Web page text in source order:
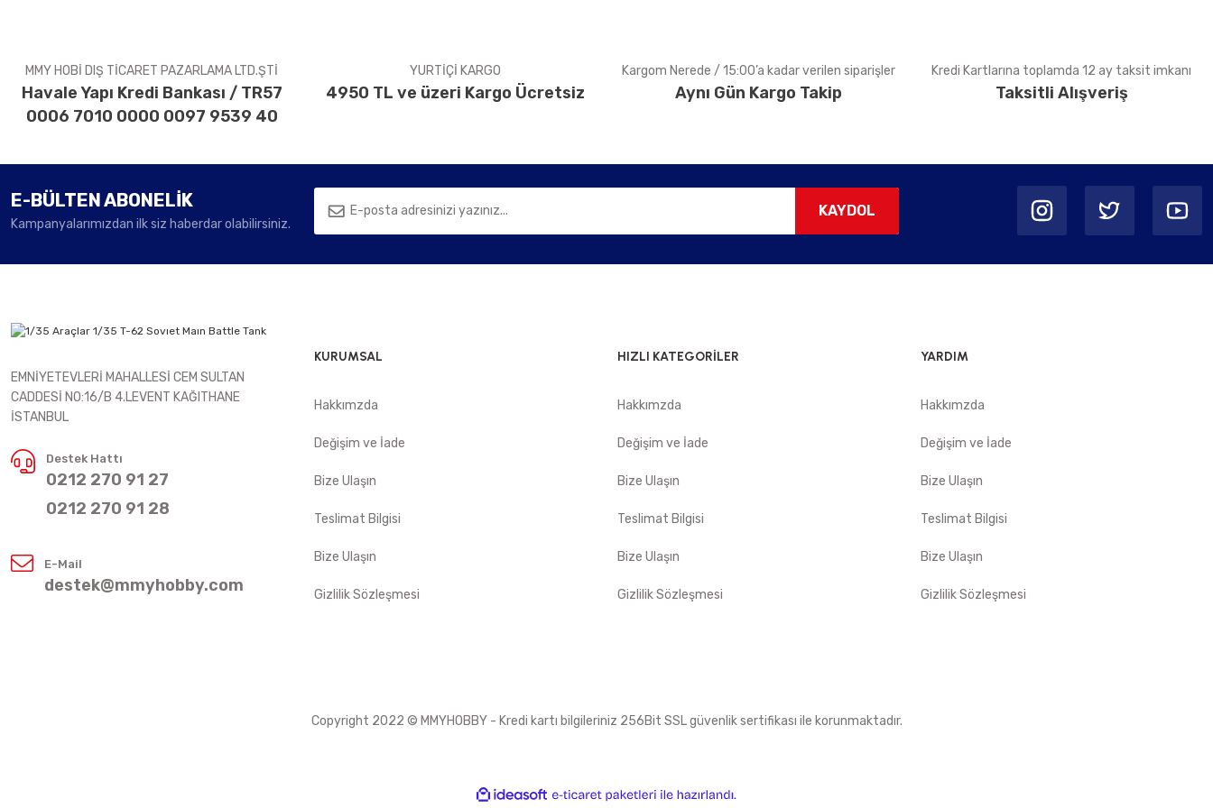
MMY HOBİ DIŞ TİCARET PAZARLAMA LTD.ŞTİ
Havale Yapı Kredi Bankası / TR57
0006 7010 0000 0097 9539 40
YURTİÇİ KARGO
4950 TL ve üzeri Kargo Ücretsiz
Kargom Nerede / 15:00’a kadar verilen siparişler
Aynı Gün Kargo Takip
Kredi Kartlarına toplamda 12 ay taksit imkanı
Taksitli Alışveriş
E-BÜLTEN ABONELİK
Kampanyalarımızdan ilk siz haberdar olabilirsiniz.
KAYDOL
EMNİYETEVLERİ MAHALLESİ CEM SULTAN
CADDESİ NO:16/B 4.LEVENT KAĞITHANE
İSTANBUL
Destek Hattı
0212 270 91 27
0212 270 91 28
E-Mail
destek@mmyhobby.com
KURUMSAL
Hakkımzda
Değişim ve İade
Bize Ulaşın
Teslimat Bilgisi
Bize Ulaşın
Gizlilik Sözleşmesi
HIZLI KATEGORİLER
Hakkımzda
Değişim ve İade
Bize Ulaşın
Teslimat Bilgisi
Bize Ulaşın
Gizlilik Sözleşmesi
YARDIM
Hakkımzda
Değişim ve İade
Bize Ulaşın
Teslimat Bilgisi
Bize Ulaşın
Gizlilik Sözleşmesi
Copyright 2022 © MMYHOBBY - Kredi kartı bilgileriniz 256Bit SSL güvenlik sertifikası ile korunmaktadır.
ideasoft
e-